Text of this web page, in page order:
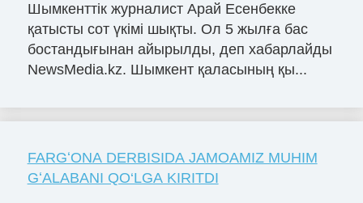
Шымкенттік журналист Арай Есенбекке
қатысты сот үкімі шықты. Ол 5 жылға бас
бостандығынан айырылды, деп хабарлайды
NewsMedia.kz. Шымкент қаласының қы...
FARGʻONA DERBISIDA JAMOAMIZ MUHIM
GʻALABANI QO‘LGA KIRITDI